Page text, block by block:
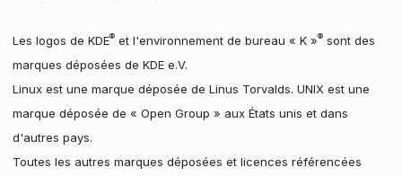
Les logos de KDE®et l'environnement de bureau « K »®sont des
marques déposées de KDE e.V.
Linux est une marque déposée de Linus Torvalds. UNIX est une
marque déposée de « Open Group » aux États unis et dans
d'autres pays.
Toutes les autres marques déposées et licences référencées